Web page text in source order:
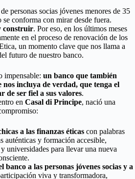
personas socias jóvenes menores de 35
conforma con mirar desde fuera.
construir. Por eso, en los últimos meses
en el proceso de renovación de los
un momento clave que nos llama a
futuro de nuestro banco.
impensable: un banco que también
incluya de verdad, que tenga el
de ser fiel a sus valores.
en Casal di Principe, nació una
a las finanzas éticas con palabras
auténticas y formación accesible,
universidades para llevar una nueva
a las personas jóvenes socias y a
viva y transformadora,